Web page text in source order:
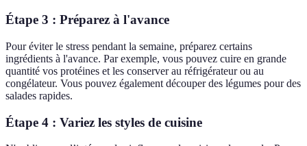
Étape 3 : Préparez à l'avance
Pour éviter le stress pendant la semaine, préparez certains
ingrédients à l'avance. Par exemple, vous pouvez cuire en grande
quantité vos protéines et les conserver au réfrigérateur ou au
congélateur. Vous pouvez également découper des légumes pour des
salades rapides.
Étape 4 : Variez les styles de cuisine